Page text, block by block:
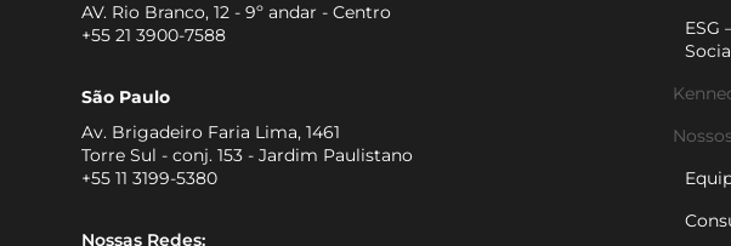
AV. Rio Branco, 12 - 9º andar - Centro
+55 21 3900-7588
São Paulo
Av. Brigadeiro Faria Lima, 1461
Torre Sul - conj. 153 - Jardim Paulistano
+55 11 3199-5380
Nossas Redes:
ESG